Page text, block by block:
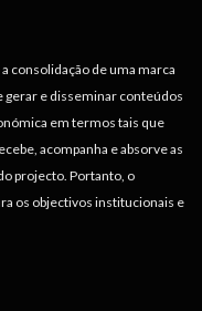
consolidação de uma marca
gerar e disseminar conteúdos
em termos tais que
acompanha e absorve as
projecto. Portanto, o
os objectivos institucionais e